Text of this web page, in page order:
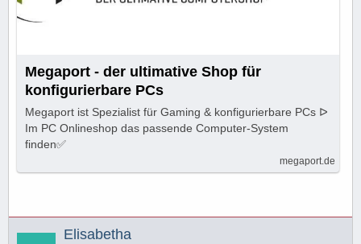
Megaport - der ultimative Shop für
konfigurierbare PCs
Megaport ist Spezialist für Gaming & konfigurierbare PCs ᐅ
Im PC Onlineshop das passende Computer-System
finden✅
megaport.de
Elisabetha